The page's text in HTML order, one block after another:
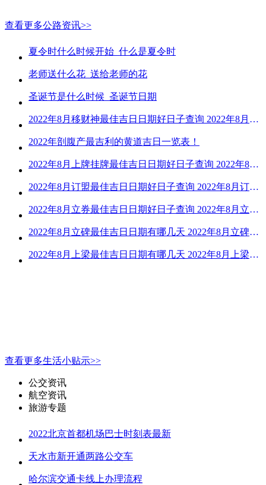
查看更多公路资讯>>
夏令时什么时候开始_什么是夏令时
老师送什么花_送给老师的花
圣诞节是什么时候_圣诞节日期
2022年8月移财神最佳吉日日期好日子查询 2022年8月移财神吉日一览
2022年剖腹产最吉利的黄道吉日一览表！
2022年8月上牌挂牌最佳吉日日期好日子查询 2022年8月上牌吉日精选
2022年8月订盟最佳吉日日期好日子查询 2022年8月订盟黄道吉日一览
2022年8月立券最佳吉日日期好日子查询 2022年8月立券的黄道吉日一览
2022年8月立碑最佳吉日日期有哪几天 2022年8月立碑吉日查询
2022年8月上梁最佳吉日日期有哪几天 2022年8月上梁的黄道吉日
查看更多生活小贴示>>
公交资讯
航空资讯
旅游专题
2022北京首都机场巴士时刻表最新
天水市新开通两路公交车
哈尔滨交通卡线上办理流程